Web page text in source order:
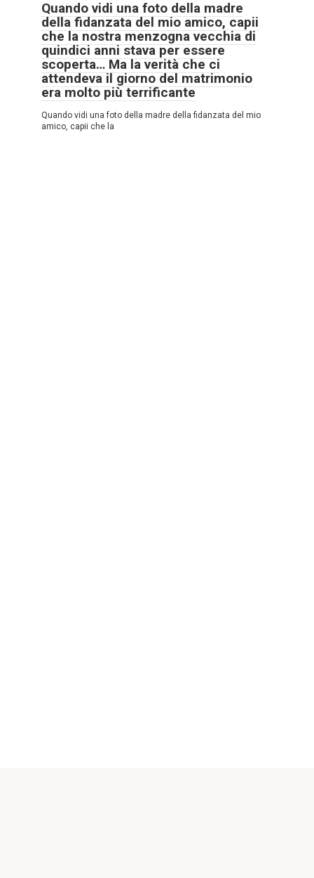
Quando vidi una foto della madre
della fidanzata del mio amico, capii
che la nostra menzogna vecchia di
quindici anni stava per essere
scoperta… Ma la verità che ci
attendeva il giorno del matrimonio
era molto più terrificante
Quando vidi una foto della madre della fidanzata del mio
amico, capii che la